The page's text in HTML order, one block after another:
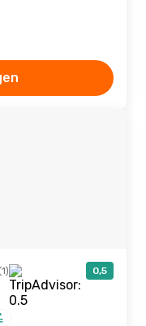
(1) 0,5